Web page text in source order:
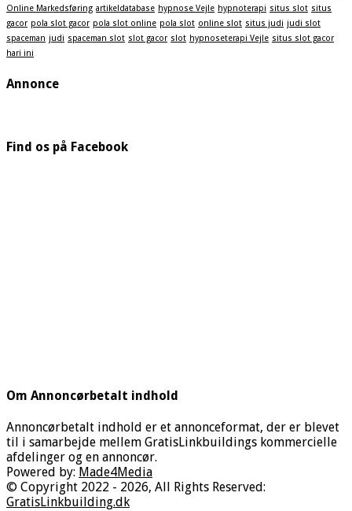
Online Markedsføring artikeldatabase hypnose Vejle hypnoterapi situs slot situs
gacor pola slot gacor pola slot online pola slot online slot situs judi judi slot
spaceman judi spaceman slot slot gacor slot hypnoseterapi Vejle situs slot gacor
hari ini
Annonce
Find os på Facebook
Om Annoncørbetalt indhold
Annoncørbetalt indhold er et annonceformat, der er blevet
til i samarbejde mellem GratisLinkbuildings kommercielle
afdelinger og en annoncør.
Powered by: Made4Media
© Copyright 2022 - 2026, All Rights Reserved:
GratisLinkbuilding.dk